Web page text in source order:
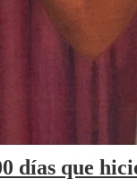
días que